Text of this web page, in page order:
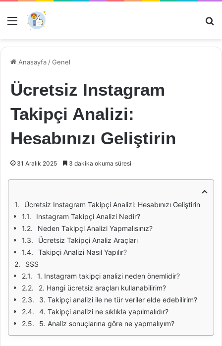
Menü
Anasayfa /Genel
Ücretsiz Instagram
Takipçi Analizi:
Hesabınızı Geliştirin
31 Aralık 2025 3 dakika okuma süresi
Ücretsiz Instagram Takipçi Analizi: Hesabınızı Geliştirin
Instagram Takipçi Analizi Nedir?
Neden Takipçi Analizi Yapmalısınız?
Ücretsiz Takipçi Analiz Araçları
Takipçi Analizi Nasıl Yapılır?
SSS
1. Instagram takipçi analizi neden önemlidir?
2. Hangi ücretsiz araçları kullanabilirim?
3. Takipçi analizi ile ne tür veriler elde edebilirim?
4. Takipçi analizi ne sıklıkla yapılmalıdır?
5. Analiz sonuçlarına göre ne yapmalıyım?